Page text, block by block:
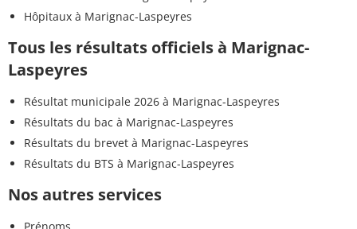
Hôpitaux à Marignac-Laspeyres
Tous les résultats officiels à Marignac-
Laspeyres
Résultat municipale 2026 à Marignac-Laspeyres
Résultats du bac à Marignac-Laspeyres
Résultats du brevet à Marignac-Laspeyres
Résultats du BTS à Marignac-Laspeyres
Nos autres services
Prénoms